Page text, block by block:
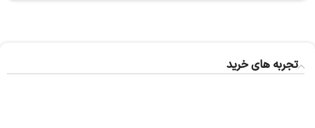
تجربه های خرید